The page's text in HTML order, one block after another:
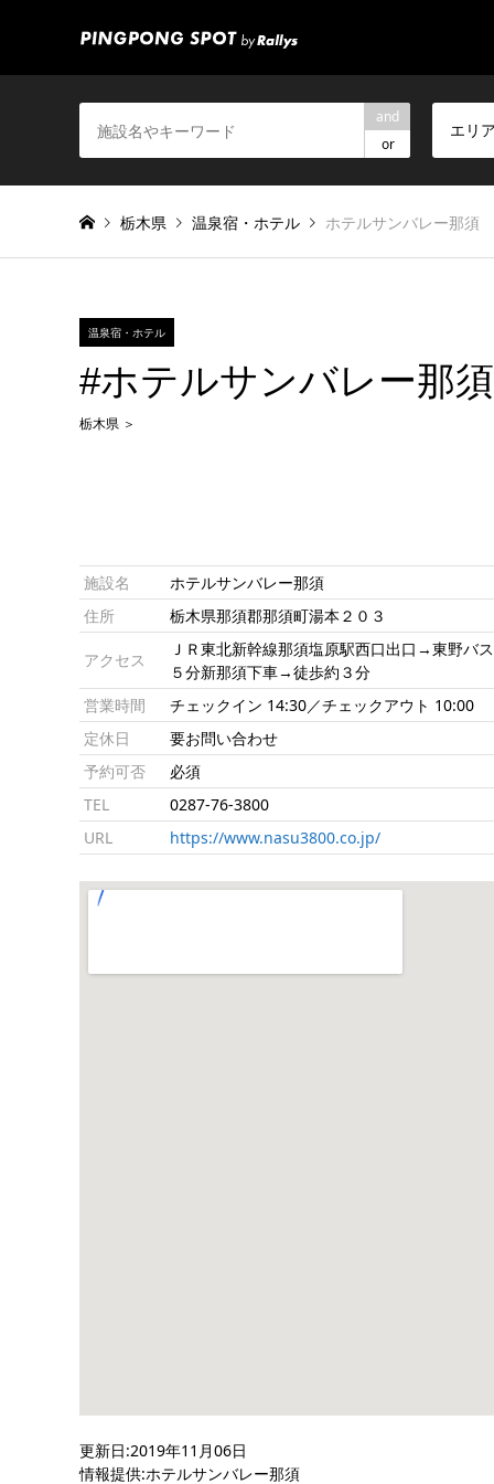
and
or
エリ
栃木県 温泉宿・ホテル ホテルサンバレー那須
温泉宿・ホテル
#ホテルサンバレー那須
栃木県
施設名
ホテルサンバレー那須
住所
栃木県那須郡那須町湯本２０３
アクセス
ＪＲ東北新幹線那須塩原駅西口出口→東野バ
５分新那須下車→徒歩約３分
営業時間
チェックイン 14:30／チェックアウト 10:00
定休日
要お問い合わせ
予約可否
必須
TEL
0287-76-3800
URL
https://www.nasu3800.co.jp/
更新日:2019年11月06日
情報提供:ホテルサンバレー那須